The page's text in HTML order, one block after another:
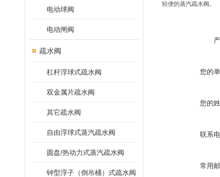
电动球阀
电动闸阀
疏水阀
杠杆浮球式疏水阀
双金属片疏水阀
其它疏水阀
自由浮球式蒸汽疏水阀
圆盘/热动力式蒸汽疏水阀
钟型浮子（倒吊桶）式疏水阀
轻便的蒸汽疏水阀。
您的
您的
联系
常用